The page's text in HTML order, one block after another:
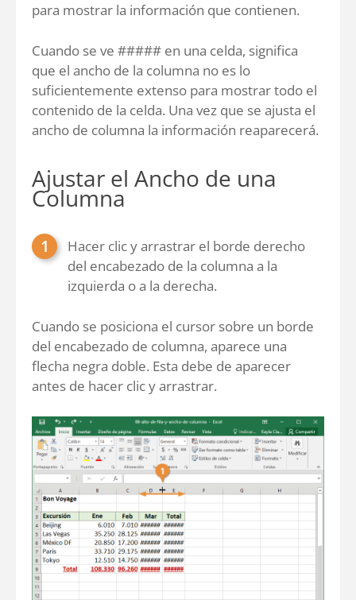
para mostrar la información que contienen.
Cuando se ve ##### en una celda, significa
que el ancho de la columna no es lo
suficientemente extenso para mostrar todo el
contenido de la celda. Una vez que se ajusta el
ancho de columna la información reaparecerá.
Ajustar el Ancho de una
Columna
Hacer clic y arrastrar el borde derecho
del encabezado de la columna a la
izquierda o a la derecha.
Cuando se posiciona el cursor sobre un borde
del encabezado de columna, aparece una
flecha negra doble. Esta debe de aparecer
antes de hacer clic y arrastrar.